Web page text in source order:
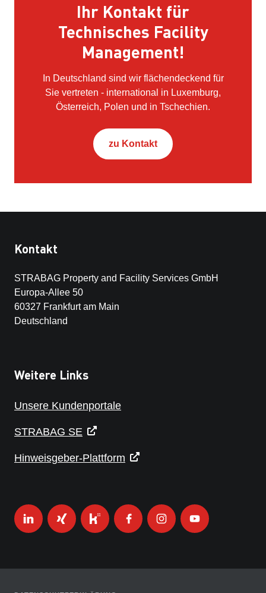
Ihr Kontakt für
Technisches Facility
Management!
In Deutschland sind wir flächendeckend für
Sie vertreten - international in Luxemburg,
Österreich, Polen und in Tschechien.
zu Kontakt
Kontakt
STRABAG Property and Facility Services GmbH
Europa-Allee 50
60327 Frankfurt am Main
Deutschland
Weitere Links
Unsere Kundenportale
STRABAG SE
Hinweisgeber-Plattform